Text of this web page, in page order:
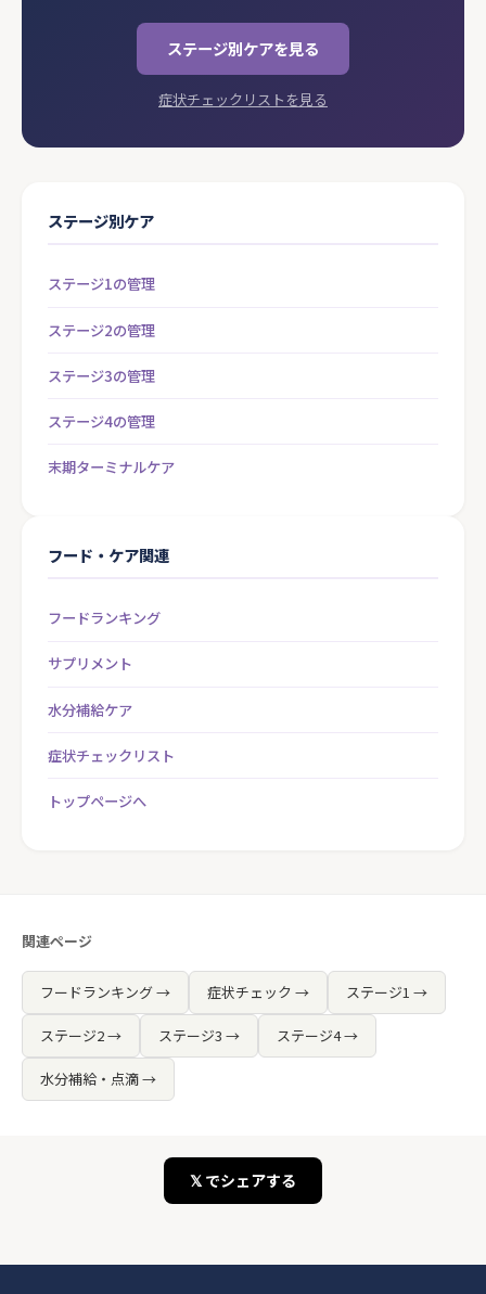
ステージ別ケアを見る
症状チェックリストを見る
ステージ別ケア
ステージ1の管理
ステージ2の管理
ステージ3の管理
ステージ4の管理
末期ターミナルケア
フード・ケア関連
フードランキング
サプリメント
水分補給ケア
症状チェックリスト
トップページへ
関連ページ
フードランキング → 症状チェック → ステージ1 →
ステージ2 → ステージ3 → ステージ4 →
水分補給・点滴 →
𝕏 でシェアする